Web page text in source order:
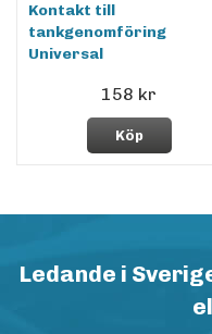
Kontakt till
tankgenomföring
Universal
158 kr
Köp
Ledande i